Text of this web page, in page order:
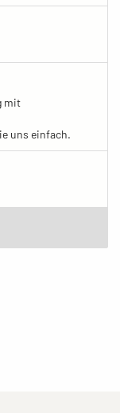
mit
uns einfach.